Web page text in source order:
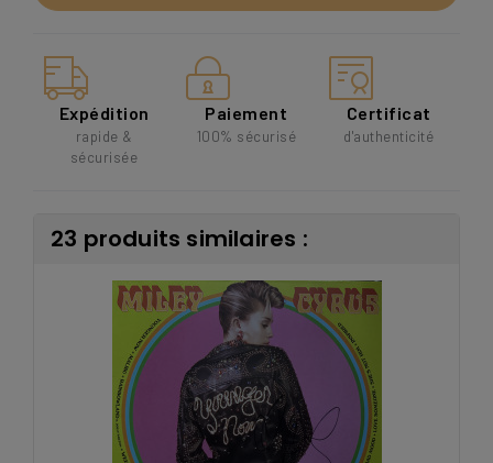
Expédition
rapide &
sécurisée
Paiement
100% sécurisé
Certificat
d'authenticité
23 produits similaires :